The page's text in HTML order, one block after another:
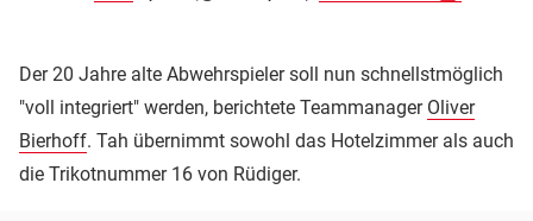
Der 20 Jahre alte Abwehrspieler soll nun schnellstmöglich
"voll integriert" werden, berichtete Teammanager Oliver
Bierhoff. Tah übernimmt sowohl das Hotelzimmer als auch
die Trikotnummer 16 von Rüdiger.